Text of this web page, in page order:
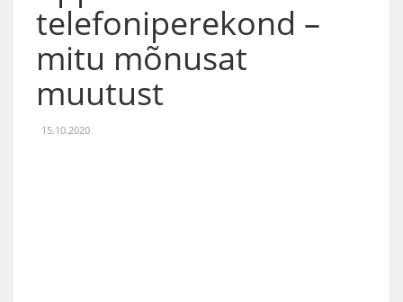
telefoniperekond –
mitu mõnusat
muutust
15.10.2020